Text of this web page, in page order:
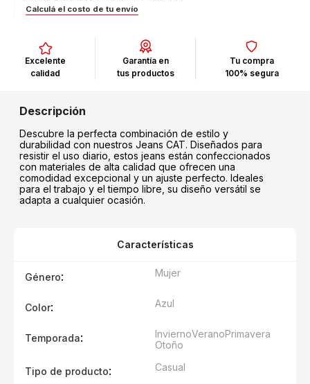
Calculá el costo de tu envío
Excelente
calidad
Garantía en
tus productos
Tu compra
100% segura
Descubre la perfecta combinación de estilo y
durabilidad con nuestros Jeans CAT. Diseñados para
resistir el uso diario, estos jeans están confeccionados
con materiales de alta calidad que ofrecen una
comodidad excepcional y un ajuste perfecto. Ideales
para el trabajo y el tiempo libre, su diseño versátil se
adapta a cualquier ocasión.
Características
Género: Mujer
Color: Azul
Temporada: InviernoVeranoPrimavera
Otoño
Tipo de producto: Casual